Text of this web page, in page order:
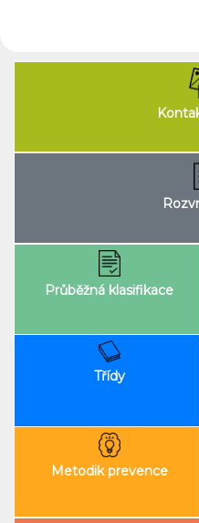
Průběžná klasifikace
Třídy
Metodik prevence